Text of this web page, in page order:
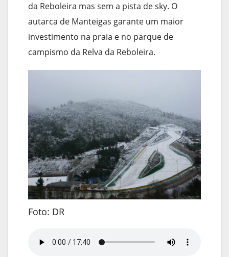
da Reboleira mas sem a pista de sky. O
autarca de Manteigas garante um maior
investimento na praia e no parque de
campismo da Relva da Reboleira.
Foto: DR